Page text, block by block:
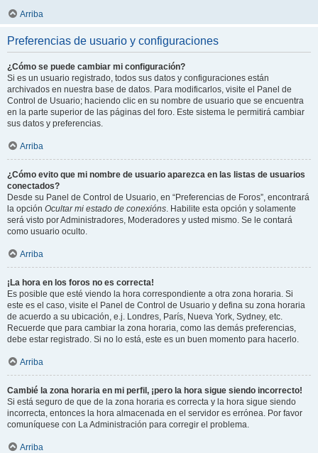
Arriba
Preferencias de usuario y configuraciones
¿Cómo se puede cambiar mi configuración?
Si es un usuario registrado, todos sus datos y configuraciones están
archivados en nuestra base de datos. Para modificarlos, visite el Panel de
Control de Usuario; haciendo clic en su nombre de usuario que se encuentra
en la parte superior de las páginas del foro. Este sistema le permitirá cambiar
sus datos y preferencias.
Arriba
¿Cómo evito que mi nombre de usuario aparezca en las listas de usuarios
conectados?
Desde su Panel de Control de Usuario, en “Preferencias de Foros”, encontrará
la opción Ocultar mi estado de conexións. Habilite esta opción y solamente
será visto por Administradores, Moderadores y usted mismo. Se le contará
como usuario oculto.
Arriba
¡La hora en los foros no es correcta!
Es posible que esté viendo la hora correspondiente a otra zona horaria. Si
este es el caso, visite el Panel de Control de Usuario y defina su zona horaria
de acuerdo a su ubicación, e.j. Londres, París, Nueva York, Sydney, etc.
Recuerde que para cambiar la zona horaria, como las demás preferencias,
debe estar registrado. Si no lo está, este es un buen momento para hacerlo.
Arriba
Cambié la zona horaria en mi perfil, ¡pero la hora sigue siendo incorrecto!
Si está seguro de que de la zona horaria es correcta y la hora sigue siendo
incorrecta, entonces la hora almacenada en el servidor es errónea. Por favor
comuníquese con La Administración para corregir el problema.
Arriba